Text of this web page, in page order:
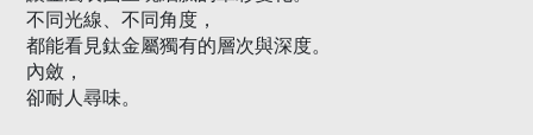
不同光線、不同角度，
都能看見鈦金屬獨有的層次與深度。
內斂，
卻耐人尋味。